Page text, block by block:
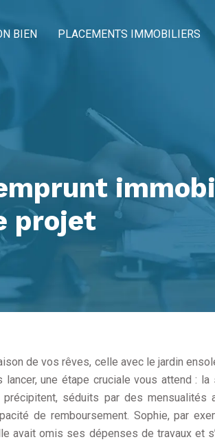
BIEN PLACEMENTS IMMOBILIERS
projet
de vos rêves, celle avec le jardin
une étape cruciale vous attend :
séduits par des mensualités
de remboursement. Sophie, par
avait omis ses dépenses de travaux et